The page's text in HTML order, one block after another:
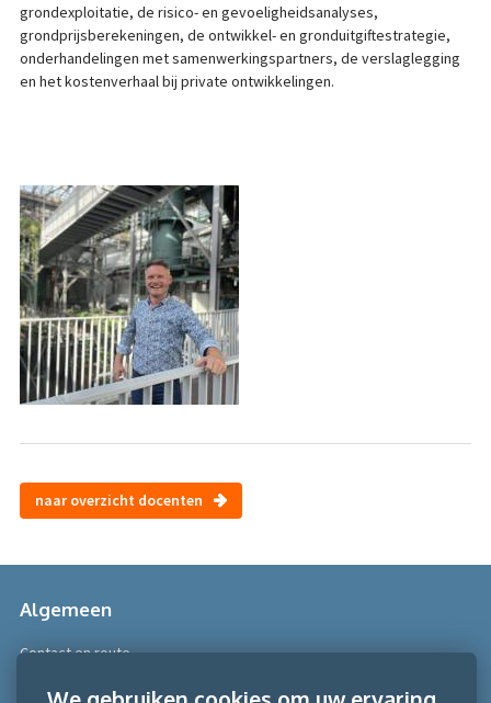
grondexploitatie, de risico- en gevoeligheidsanalyses,
grondprijsberekeningen, de ontwikkel- en gronduitgiftestrategie,
onderhandelingen met samenwerkingspartners, de verslaglegging
en het kostenverhaal bij private ontwikkelingen.
naar overzicht docenten
Algemeen
Contact en route